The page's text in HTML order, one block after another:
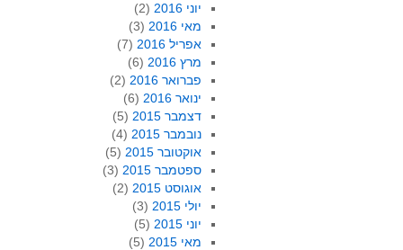
יוני 2016
(2)
מאי 2016
(3)
אפריל 2016
(7)
מרץ 2016
(6)
פברואר 2016
(2)
ינואר 2016
(6)
דצמבר 2015
(5)
נובמבר 2015
(4)
אוקטובר 2015
(5)
ספטמבר 2015
(3)
אוגוסט 2015
(2)
יולי 2015
(3)
יוני 2015
(5)
מאי 2015
(5)